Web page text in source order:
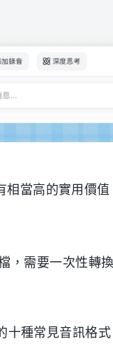
當高的實用價
，需要一次性轉
十種常見音訊格